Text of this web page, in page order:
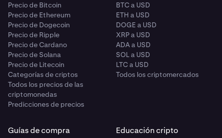
Precio de Bitcoin
Precio de Ethereum
Precio de Dogecoin
Precio de Ripple
Precio de Cardano
Precio de Solana
Precio de Litecoin
Categorías de criptos
Todos los precios de las
criptomonedas
Predicciones de precios
BTC a USD
ETH a USD
DOGE a USD
XRP a USD
ADA a USD
SOL a USD
LTC a USD
Todos los criptomercados
Guías de compra Educación cripto